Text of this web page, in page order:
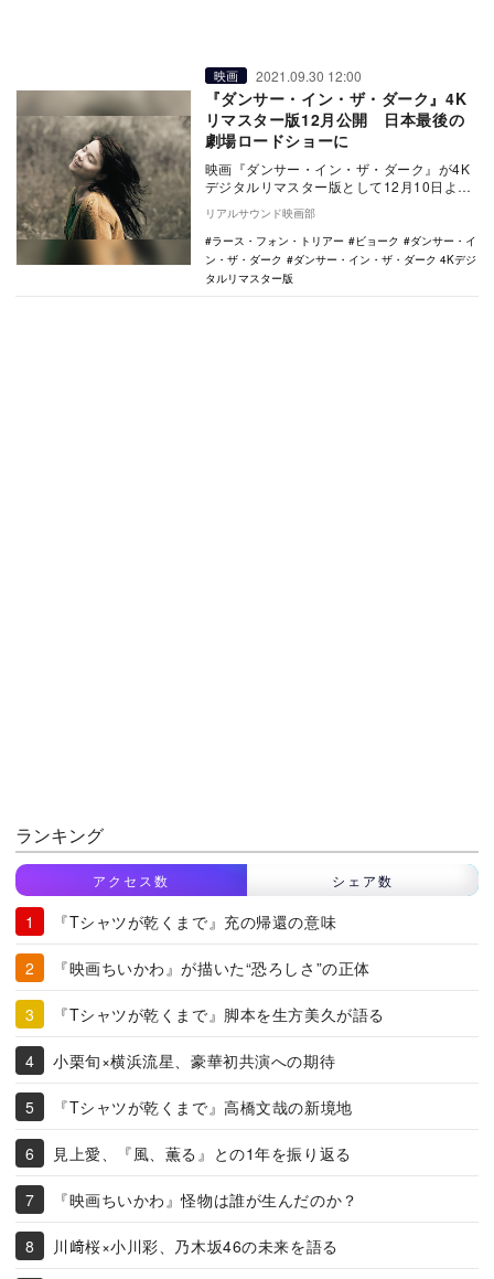
映画 2021.09.30 12:00
『ダンサー・イン・ザ・ダーク』4K
リマスター版12月公開 日本最後の
劇場ロードショーに
映画『ダンサー・イン・ザ・ダーク』が4K
デジタルリマスター版として12月10日より
新宿ピカデリー、12月24日よりBunkamu…
リアルサウンド映画部
ラース・フォン・トリアー
ビョーク
ダンサー・イ
ン・ザ・ダーク
ダンサー・イン・ザ・ダーク 4Kデジ
タルリマスター版
ランキング
アクセス数 シェア数
『Tシャツが乾くまで』充の帰還の意味
『映画ちいかわ』が描いた“恐ろしさ”の正体
『Tシャツが乾くまで』脚本を生方美久が語る
小栗旬×横浜流星、豪華初共演への期待
『Tシャツが乾くまで』高橋文哉の新境地
見上愛、『風、薫る』との1年を振り返る
『映画ちいかわ』怪物は誰が生んだのか？
川﨑桜×小川彩、乃木坂46の未来を語る